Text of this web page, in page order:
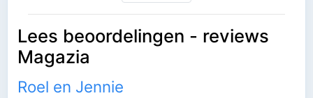
Lees beoordelingen - reviews
Magazia
Roel en Jennie